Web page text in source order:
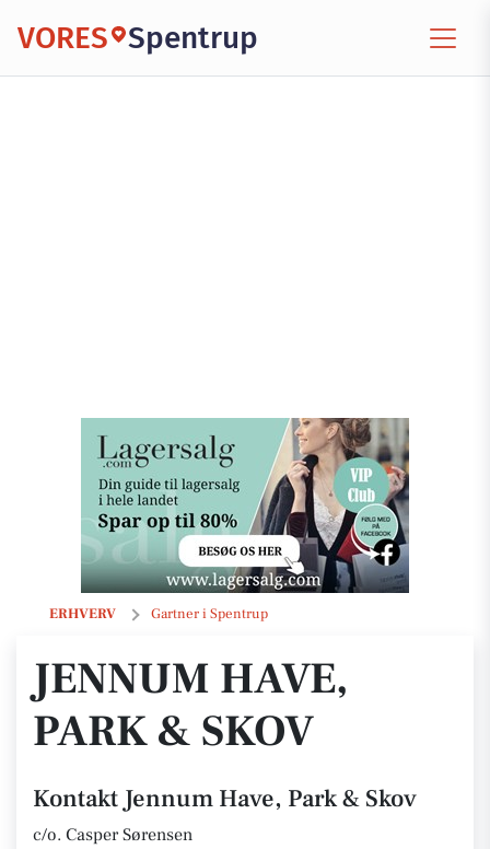
VORES Spentrup
ERHVERV Gartner i Spentrup
Jennum Have, Park & Skov
JENNUM HAVE,
PARK & SKOV
Kontakt Jennum Have, Park & Skov
c/o. Casper Sørensen